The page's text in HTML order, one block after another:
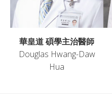
華皇道 碩學主治醫師
Douglas Hwang-Daw
Hua